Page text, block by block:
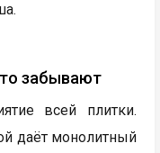
забывают
всей плитки.
даёт монолитный